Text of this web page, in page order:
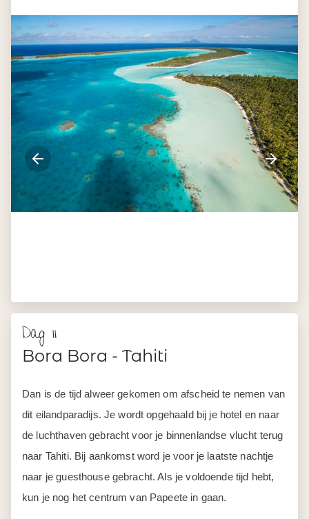
Dan is de tijd alweer gekomen om afscheid te nemen van
dit eilandparadijs. Je wordt opgehaald bij je hotel en naar
de luchthaven gebracht voor je binnenlandse vlucht terug
naar Tahiti. Bij aankomst word je voor je laatste nachtje